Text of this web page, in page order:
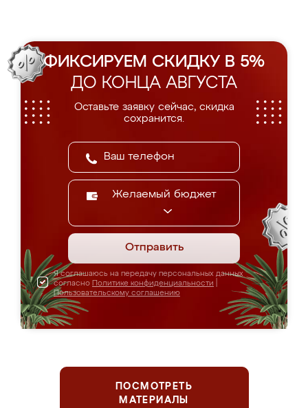
ФИКСИРУЕМ СКИДКУ В 5%
ДО КОНЦА АВГУСТА
Оставьте заявку сейчас, скидка
сохранится.
Желаемый бюджет
Отправить
Я соглашаюсь на передачу персональных данных
согласно Политике конфиденциальности
Пользовательскому соглашению
ПОСМОТРЕТЬ
МАТЕРИАЛЫ